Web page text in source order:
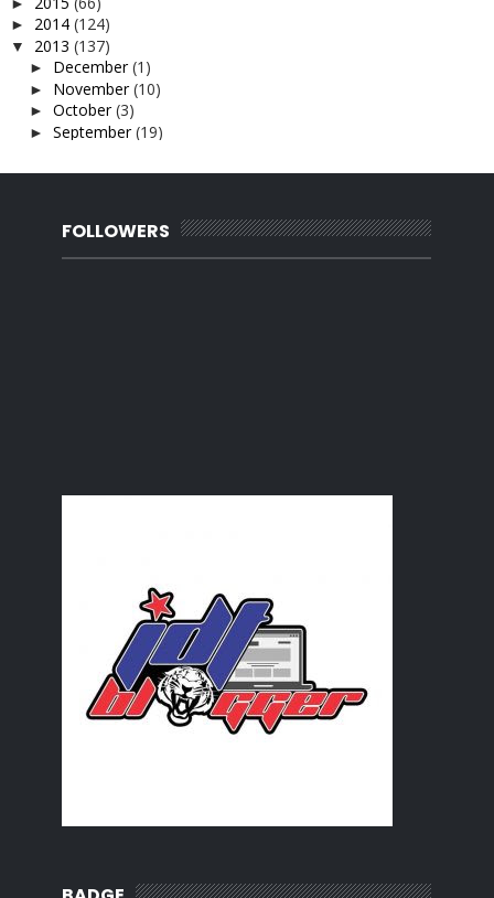
► 2014 (124)
▼ 2013 (137)
► December(1)
► November(10)
► October(3)
► September(19)
Plant vs zombie
Aku...inginkan dirimu.
Aksi Raya...
Sentappp..
May(8)
FOLLOWERS